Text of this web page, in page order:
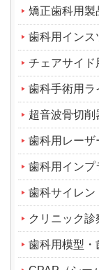
矯正歯科用製
歯科用インス
チェアサイド
歯科手術用ラ
超音波骨切削
歯科用レーザ
歯科用インプ
歯科サイレン
クリニック
歯科用模型・